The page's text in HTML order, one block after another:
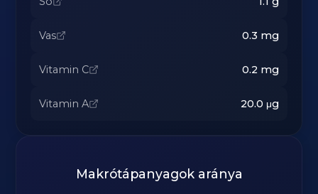
Vas 0.3 mg
Vitamin C 0.2 mg
Vitamin A 20.0 μg
Makrótápanyagok aránya